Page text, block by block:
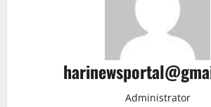
Administrator